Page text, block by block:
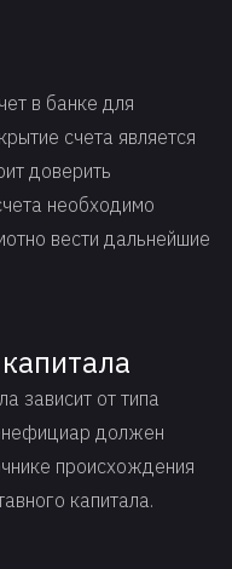
в банке для
счета является
доверить
необходимо
вести дальнейшие
зависит от типа
должен
происхождения
капитала.